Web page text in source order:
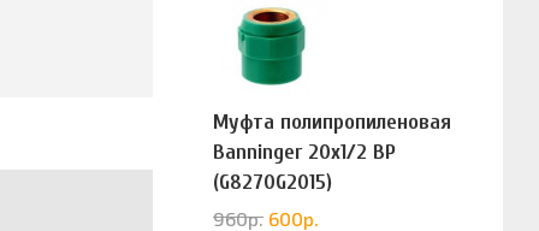
Муфта полипропиленовая
Banninger 20х1/2 ВР
(G8270G2015)
960р. 600р.